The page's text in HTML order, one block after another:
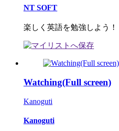
NT SOFT
楽しく英語を勉強しよう！
Watching(Full screen)
Kanoguti
Kanoguti